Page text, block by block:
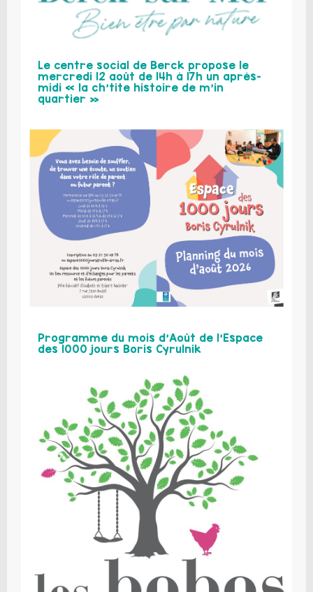
Le centre social de Berck propose le
mercredi 12 août de 14h à 17h un après-
midi « la ch’tite histoire de m’in
quartier »
Programme du mois d’Août de l’Espace
des 1000 jours Boris Cyrulnik